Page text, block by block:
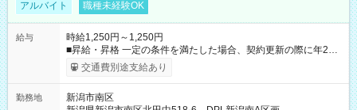
アルバイト 職種未経験OK
給与
時給1,250円～1,250円
■昇給・昇格 一定の条件を満たした場合、契約更新の際に年2回
まで昇給の機会があります。 ■正社員登用制度あり ※月末締/翌
月25日支払い ※時間外手当、別途支給 ※深夜割増賃金 (22:00～
☆Amazon直雇用で安定して働けます！ 【試用期間】試用期間
交通費別途支給あり
勤務地
新潟市南区